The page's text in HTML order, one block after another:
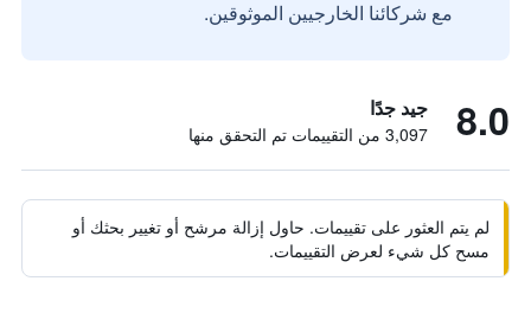
مع شركائنا الخارجيين الموثوقين.
8.0 جيد جدًا
3,097 من التقييمات تم التحقق منها
لم يتم العثور على تقييمات. حاول إزالة مرشح أو تغيير بحثك أو
مسح كل شيء لعرض التقييمات.